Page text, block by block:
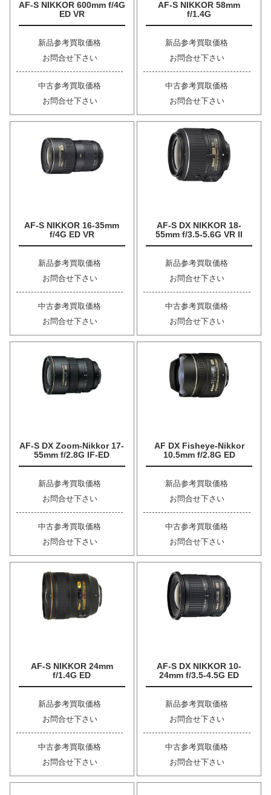
AF-S NIKKOR 600mm f/4G
ED VR
新品参考買取価格
お問合せ下さい
中古参考買取価格
お問合せ下さい
AF-S NIKKOR 58mm
f/1.4G
新品参考買取価格
お問合せ下さい
中古参考買取価格
お問合せ下さい
AF-S NIKKOR 16-35mm
f/4G ED VR
新品参考買取価格
お問合せ下さい
中古参考買取価格
お問合せ下さい
AF-S DX NIKKOR 18-
55mm f/3.5-5.6G VR II
新品参考買取価格
お問合せ下さい
中古参考買取価格
お問合せ下さい
AF-S DX Zoom-Nikkor 17-
55mm f/2.8G IF-ED
新品参考買取価格
お問合せ下さい
中古参考買取価格
お問合せ下さい
AF DX Fisheye-Nikkor
10.5mm f/2.8G ED
新品参考買取価格
お問合せ下さい
中古参考買取価格
お問合せ下さい
AF-S NIKKOR 24mm
f/1.4G ED
新品参考買取価格
お問合せ下さい
中古参考買取価格
お問合せ下さい
AF-S DX NIKKOR 10-
24mm f/3.5-4.5G ED
新品参考買取価格
お問合せ下さい
中古参考買取価格
お問合せ下さい